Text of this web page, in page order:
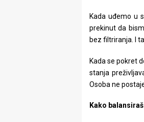
Kada uđemo u
prekinut da
bez filtriranja. I
Kada se pokret
stanja
Osoba ne
Kako